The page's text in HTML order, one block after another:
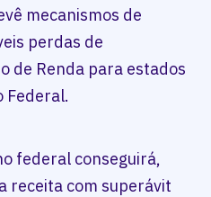
mecanismos de
perdas de
de Renda para estados
Federal.
federal conseguirá,
receita com superávit